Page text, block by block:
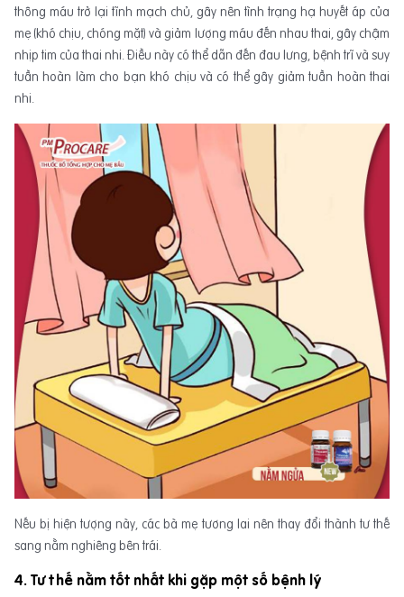
thông máu trở lại tĩnh mạch chủ, gây nên tình trạng hạ huyết áp của
mẹ (khó chịu, chóng mặt) và giảm lượng máu đến nhau thai, gây chậm
nhịp tim của thai nhi. Điều này có thể dẫn đến đau lưng, bệnh trĩ và suy
tuần hoàn làm cho bạn khó chịu và có thể gây giảm tuần hoàn thai
nhi.
Nếu bị hiện tượng này, các bà mẹ tương lai nên thay đổi thành tư thế
sang nằm nghiêng bên trái.
4. Tư thế nằm tốt nhất khi gặp một số bệnh lý